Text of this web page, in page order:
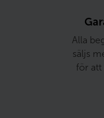
Alla
säljs
för att